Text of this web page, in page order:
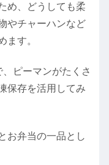
め、どうしても柔
やチャーハンなど
ます。
ピーマンがたくさ
保存を活用してみ
お弁当の一品とし